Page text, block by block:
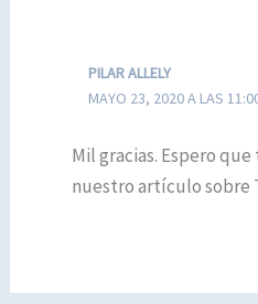
PILAR ALLELY
MAYO 23, 2020 A LAS
Mil gracias. Espero
nuestro artículo sobre